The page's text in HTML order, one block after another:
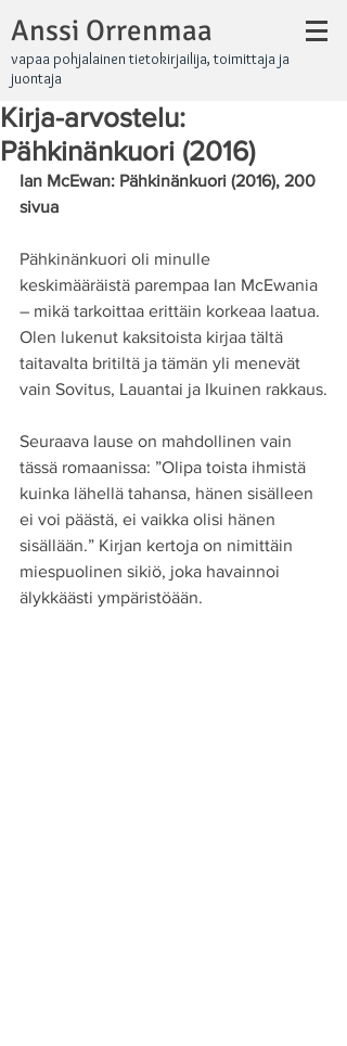
Anssi Orrenmaa
vapaa pohjalainen tietokirjailija, toimittaja ja
juontaja
Kirja-arvostelu:
Pähkinänkuori (2016)
Ian McEwan: Pähkinänkuori (2016), 200
sivua
Pähkinänkuori oli minulle
keskimääräistä parempaa Ian McEwania
– mikä tarkoittaa erittäin korkeaa laatua.
Olen lukenut kaksitoista kirjaa tältä
taitavalta britiltä ja tämän yli menevät
vain Sovitus, Lauantai ja Ikuinen rakkaus.
Seuraava lause on mahdollinen vain
tässä romaanissa: ”Olipa toista ihmistä
kuinka lähellä tahansa, hänen sisälleen
ei voi päästä, ei vaikka olisi hänen
sisällään.” Kirjan kertoja on nimittäin
miespuolinen sikiö, joka havainnoi
älykkäästi ympäristöään.